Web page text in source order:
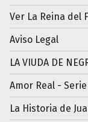
Ver La Reina del
Aviso Legal
LA VIUDA DE
Amor Real -
La Historia de